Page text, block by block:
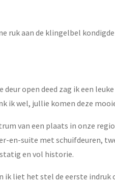
ruk aan de klingelbel
open deed zag ik een
ik wel, jullie komen deze
van een plaats in onze
en-suite met schuifdeuren,
en vol historie.
ik liet het stel de eerste